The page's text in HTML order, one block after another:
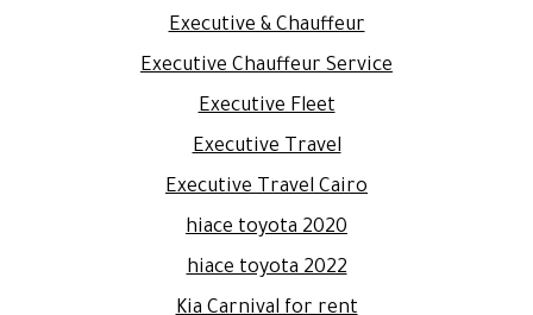
Executive & Chauffeur
Executive Chauffeur Service
Executive Fleet
Executive Travel
Executive Travel Cairo
hiace toyota 2020
hiace toyota 2022
Kia Carnival for rent